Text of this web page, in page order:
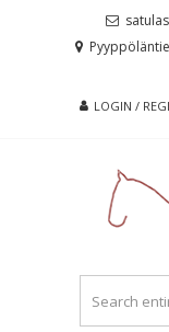
LOGIN /